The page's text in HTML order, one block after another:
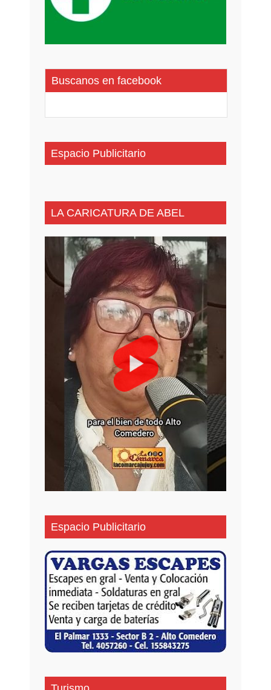
Buscanos en facebook
Espacio Publicitario
LA CARICATURA DE ABEL
Espacio Publicitario